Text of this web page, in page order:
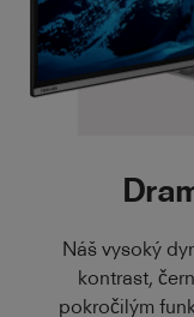
Náš vysoký
kontrast,
pokročilým